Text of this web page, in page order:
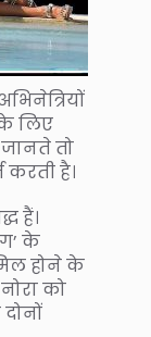
के लिए
तो
है।
हैं।
के
होने के
को